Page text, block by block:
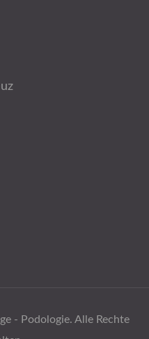
- Podologie. Alle Rechte